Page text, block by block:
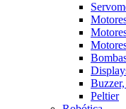
Peltier